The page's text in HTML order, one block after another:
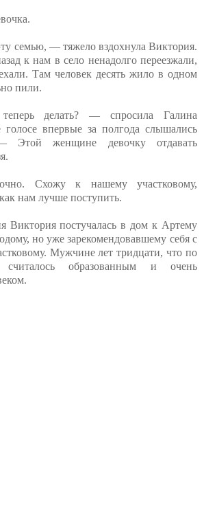
семью, — тяжело вздохнула Виктория.
к нам в село ненадолго переезжали,
Там человек десять жило в одном
пили.
делать? — спросила Галина
впервые за полгода слышались
Этой женщине девочку отдавать
Схожу к нашему участковому,
нам лучше поступить.
Виктория постучалась в дом к Артему
но уже зарекомендовавшему себя с
Мужчине лет тридцати, что по
образованным и очень